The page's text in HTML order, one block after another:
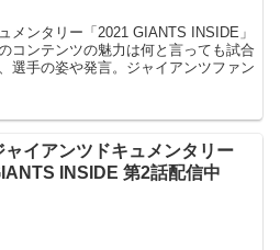
メンタリー「2021 GIANTS INSIDE」
コンテンツの魅力は何と言っても試合
選手の姿や発言。ジャイアンツファン
ャイアンツドキュメンタリー
INSIDE 第2話配信中